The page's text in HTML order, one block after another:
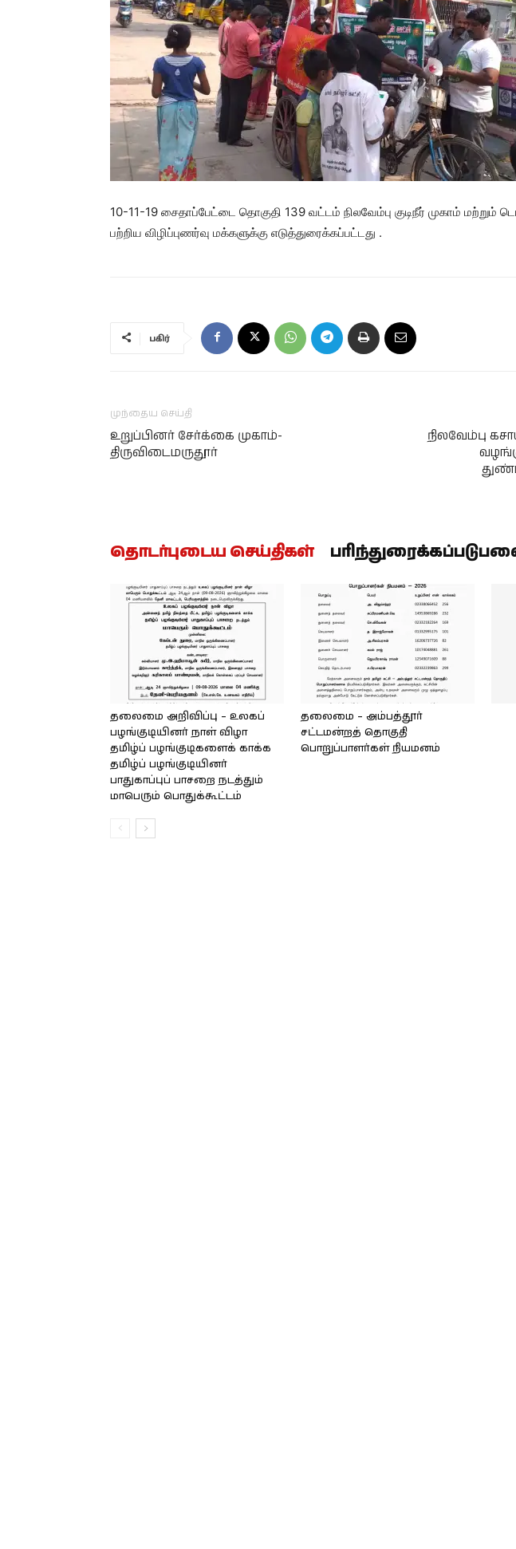
10-11-19 சைதாப்பேட்டை தொகுதி 139 வட்டம் நிலவேம்பு குடிநீர் முகாம் மற்றும்
பற்றிய விழிப்புணர்வு மக்களுக்கு எடுத்துரைக்கப்பட்டது .
பகிர்
முந்தைய செய்தி
உறுப்பினர் சேர்க்கை முகாம்-
திருவிடைமருதூர்
நிலவேம்பு
தொடர்புடைய செய்திகள்
தலைமை அறிவிப்பு – உலகப்
பழங்குடியினர் நாள் விழா
தமிழ்ப் பழங்குடிகளைக் காக்க
தமிழ்ப் பழங்குடியினர்
பாதுகாப்புப் பாசறை நடத்தும்
மாபெரும் பொதுக்கூட்டம்
தலைமை – அம்பத்தூர்
சட்டமன்றத் தொகுதி
பொறுப்பாளர்கள் நியமனம்